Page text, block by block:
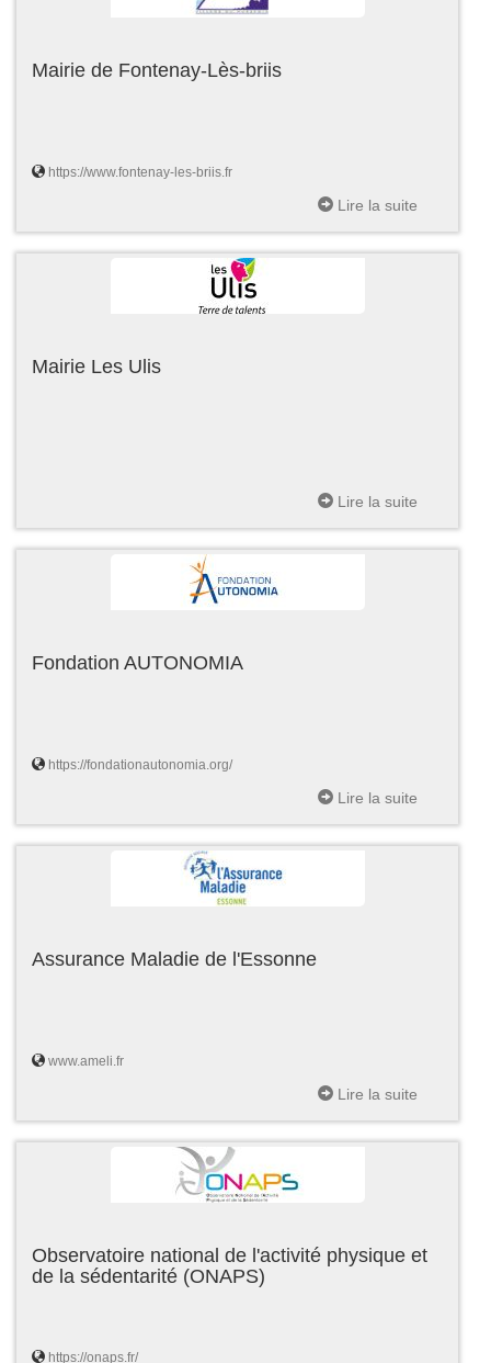
Mairie de Fontenay-Lès-briis
https://www.fontenay-les-briis.fr
Lire la suite
Mairie Les Ulis
Lire la suite
Fondation AUTONOMIA
https://fondationautonomia.org/
Lire la suite
Assurance Maladie de l'Essonne
www.ameli.fr
Lire la suite
Observatoire national de l'activité physique et
de la sédentarité (ONAPS)
https://onaps.fr/